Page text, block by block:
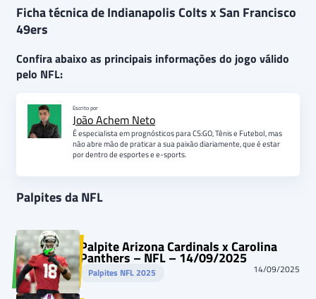
Ficha técnica de Indianapolis Colts x San Francisco
49ers
Confira abaixo as principais informações do jogo válido
pelo NFL:
Escrito por
João Achem Neto
É especialista em prognósticos para CS:GO, Tênis e Futebol, mas
não abre mão de praticar a sua paixão diariamente, que é estar
por dentro de esportes e e-sports.
Palpites da NFL
Palpite Arizona Cardinals x Carolina
Panthers – NFL – 14/09/2025
Palpites NFL 2025 14/09/2025